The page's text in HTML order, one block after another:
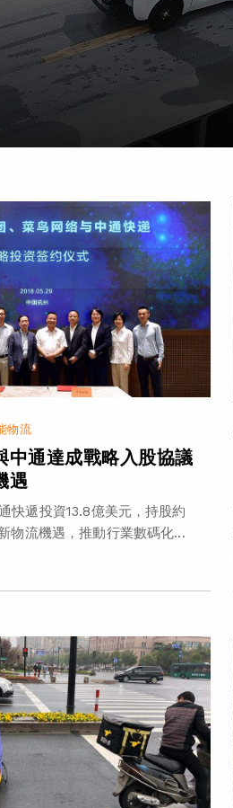
物流
中通達成戰略入股協議
遇
快遞投資13.8億美元，持股約
物流機遇，推動行業數碼化...